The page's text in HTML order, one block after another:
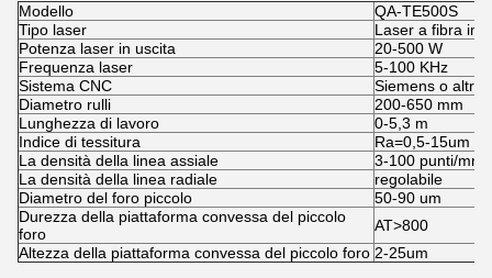
Modello
QA-TE500S
Tipo laser
Laser a fibra
Potenza laser in uscita
20-500 W
Frequenza laser
5-100 KHz
Sistema CNC
Siemens o altri
Diametro rulli
200-650 mm
Lunghezza di lavoro
0-5,3 m
Indice di tessitura
Ra=0,5-15um
La densità della linea assiale
3-100 punti/mm
La densità della linea radiale
regolabile
Diametro del foro piccolo
50-90 um
Durezza della piattaforma convessa del piccolo
foro
AT>800
Altezza della piattaforma convessa del piccolo foro 2-25um